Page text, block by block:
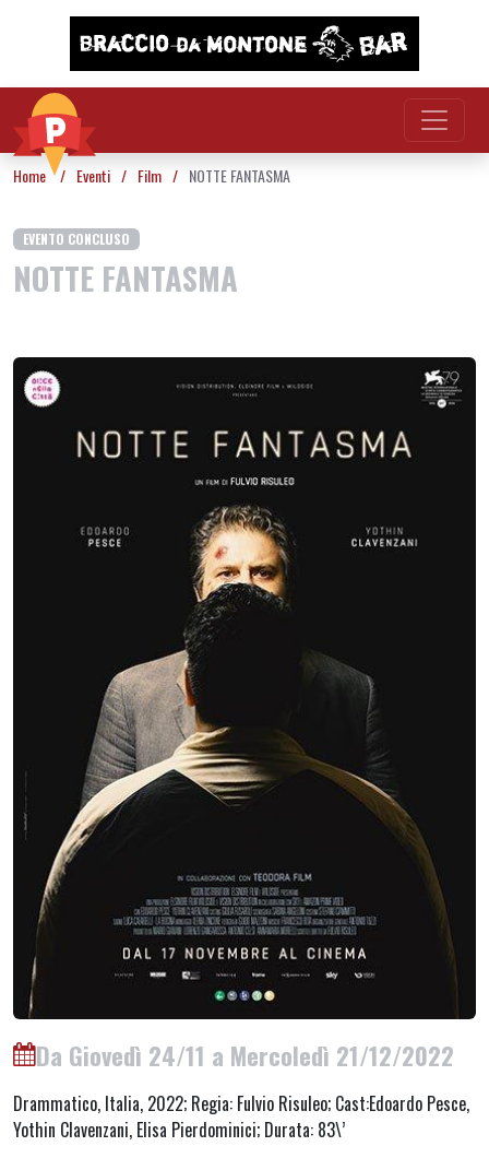
Vai al contenuto
Home / Eventi / Film / NOTTE FANTASMA
EVENTO CONCLUSO
NOTTE FANTASMA
Da Giovedì 24/11 a Mercoledì 21/12/2022
Drammatico, Italia, 2022; Regia: Fulvio Risuleo; Cast:Edoardo Pesce,
Yothin Clavenzani, Elisa Pierdominici; Durata: 83\’